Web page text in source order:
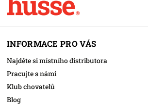
INFORMACE PRO VÁS
Najděte si místního distributora
Pracujte s námi
Klub chovatelů
Blog